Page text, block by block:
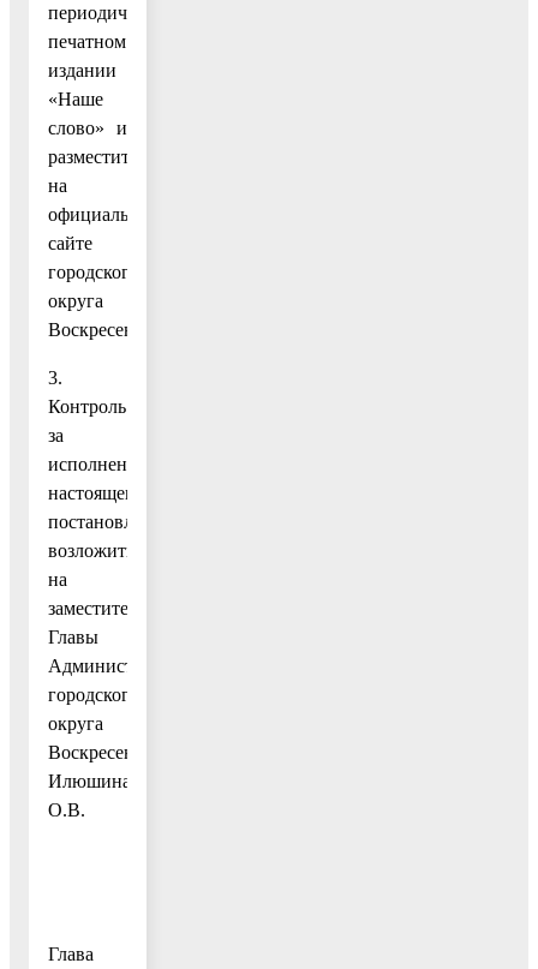
периодическом
печатном
издании
«Наше
слово» и
разместить
на
официальном
сайте
городского
округа
Воскресенск.
3.
Контроль
за
исполнением
настоящего
постановления
возложить
на
заместителя
Главы
Администрации
городского
округа
Воскресенск
Илюшина
О.В.
Глава